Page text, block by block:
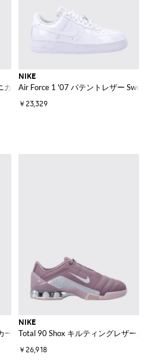
ルファブリック クロップドトップ
NIKE
Air Force 1 '07 パテントレザー
￥23,329
ー
NIKE
Total 90 Shox キルティングレザース
￥26,918